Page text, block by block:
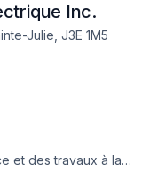
notre équipe
grandir notre
discutons avec
résidentiel que du
Inc.
Julie, J3E 1M5
et des travaux à la